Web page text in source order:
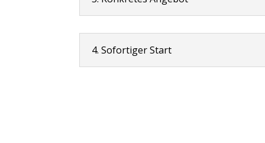
4. Sofortiger Start